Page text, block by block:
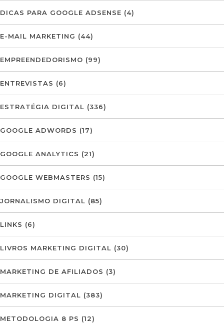
DICAS PARA GOOGLE ADSENSE (4)
E-MAIL MARKETING (44)
EMPREENDEDORISMO (99)
ENTREVISTAS (6)
ESTRATÉGIA DIGITAL (336)
GOOGLE ADWORDS (17)
GOOGLE ANALYTICS (21)
GOOGLE WEBMASTERS (15)
JORNALISMO DIGITAL (85)
LINKS (6)
LIVROS MARKETING DIGITAL (30)
MARKETING DE AFILIADOS (3)
MARKETING DIGITAL (383)
METODOLOGIA 8 PS (12)